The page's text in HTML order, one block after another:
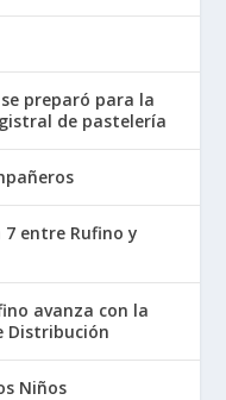
preparó para la
de pastelería
entre Rufino y
avanza con la
Distribución
Niños